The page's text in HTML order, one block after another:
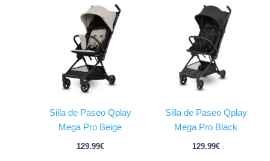
Silla de Paseo Qplay
Mega Pro Beige
129.99€
Silla de Paseo Qplay
Mega Pro Black
129.99€